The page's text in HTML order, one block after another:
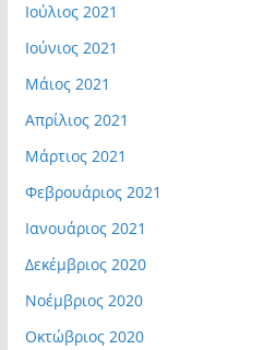
Ιούλιος 2021
Ιούνιος 2021
Μάιος 2021
Απρίλιος 2021
Μάρτιος 2021
Φεβρουάριος 2021
Ιανουάριος 2021
Δεκέμβριος 2020
Νοέμβριος 2020
Οκτώβριος 2020